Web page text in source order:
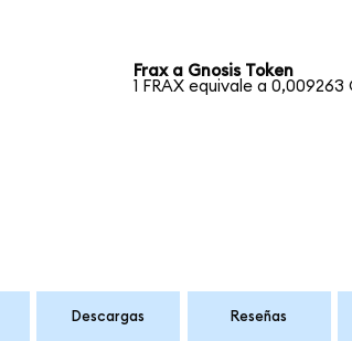
Frax a Gnosis Token
1 FRAX equivale a 0,009263
Descargas Reseñas